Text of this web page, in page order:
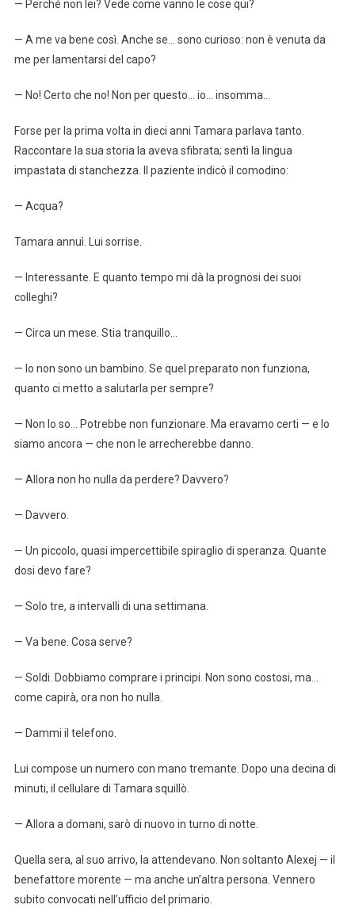
— Perché non lei? Vede come vanno le cose qui?
— A me va bene così. Anche se… sono curioso: non è venuta da
me per lamentarsi del capo?
— No! Certo che no! Non per questo… io… insomma…
Forse per la prima volta in dieci anni Tamara parlava tanto.
Raccontare la sua storia la aveva sfibrata; sentì la lingua
impastata di stanchezza. Il paziente indicò il comodino:
— Acqua?
Tamara annuì. Lui sorrise.
— Interessante. E quanto tempo mi dà la prognosi dei suoi
colleghi?
— Circa un mese. Stia tranquillo…
— Io non sono un bambino. Se quel preparato non funziona,
quanto ci metto a salutarla per sempre?
— Non lo so… Potrebbe non funzionare. Ma eravamo certi — e lo
siamo ancora — che non le arrecherebbe danno.
— Allora non ho nulla da perdere? Davvero?
— Davvero.
— Un piccolo, quasi impercettibile spiraglio di speranza. Quante
dosi devo fare?
— Solo tre, a intervalli di una settimana.
— Va bene. Cosa serve?
— Soldi. Dobbiamo comprare i principi. Non sono costosi, ma…
come capirà, ora non ho nulla.
— Dammi il telefono.
Lui compose un numero con mano tremante. Dopo una decina di
minuti, il cellulare di Tamara squillò.
— Allora a domani, sarò di nuovo in turno di notte.
Quella sera, al suo arrivo, la attendevano. Non soltanto Alexej — il
benefattore morente — ma anche un’altra persona. Vennero
subito convocati nell’ufficio del primario.